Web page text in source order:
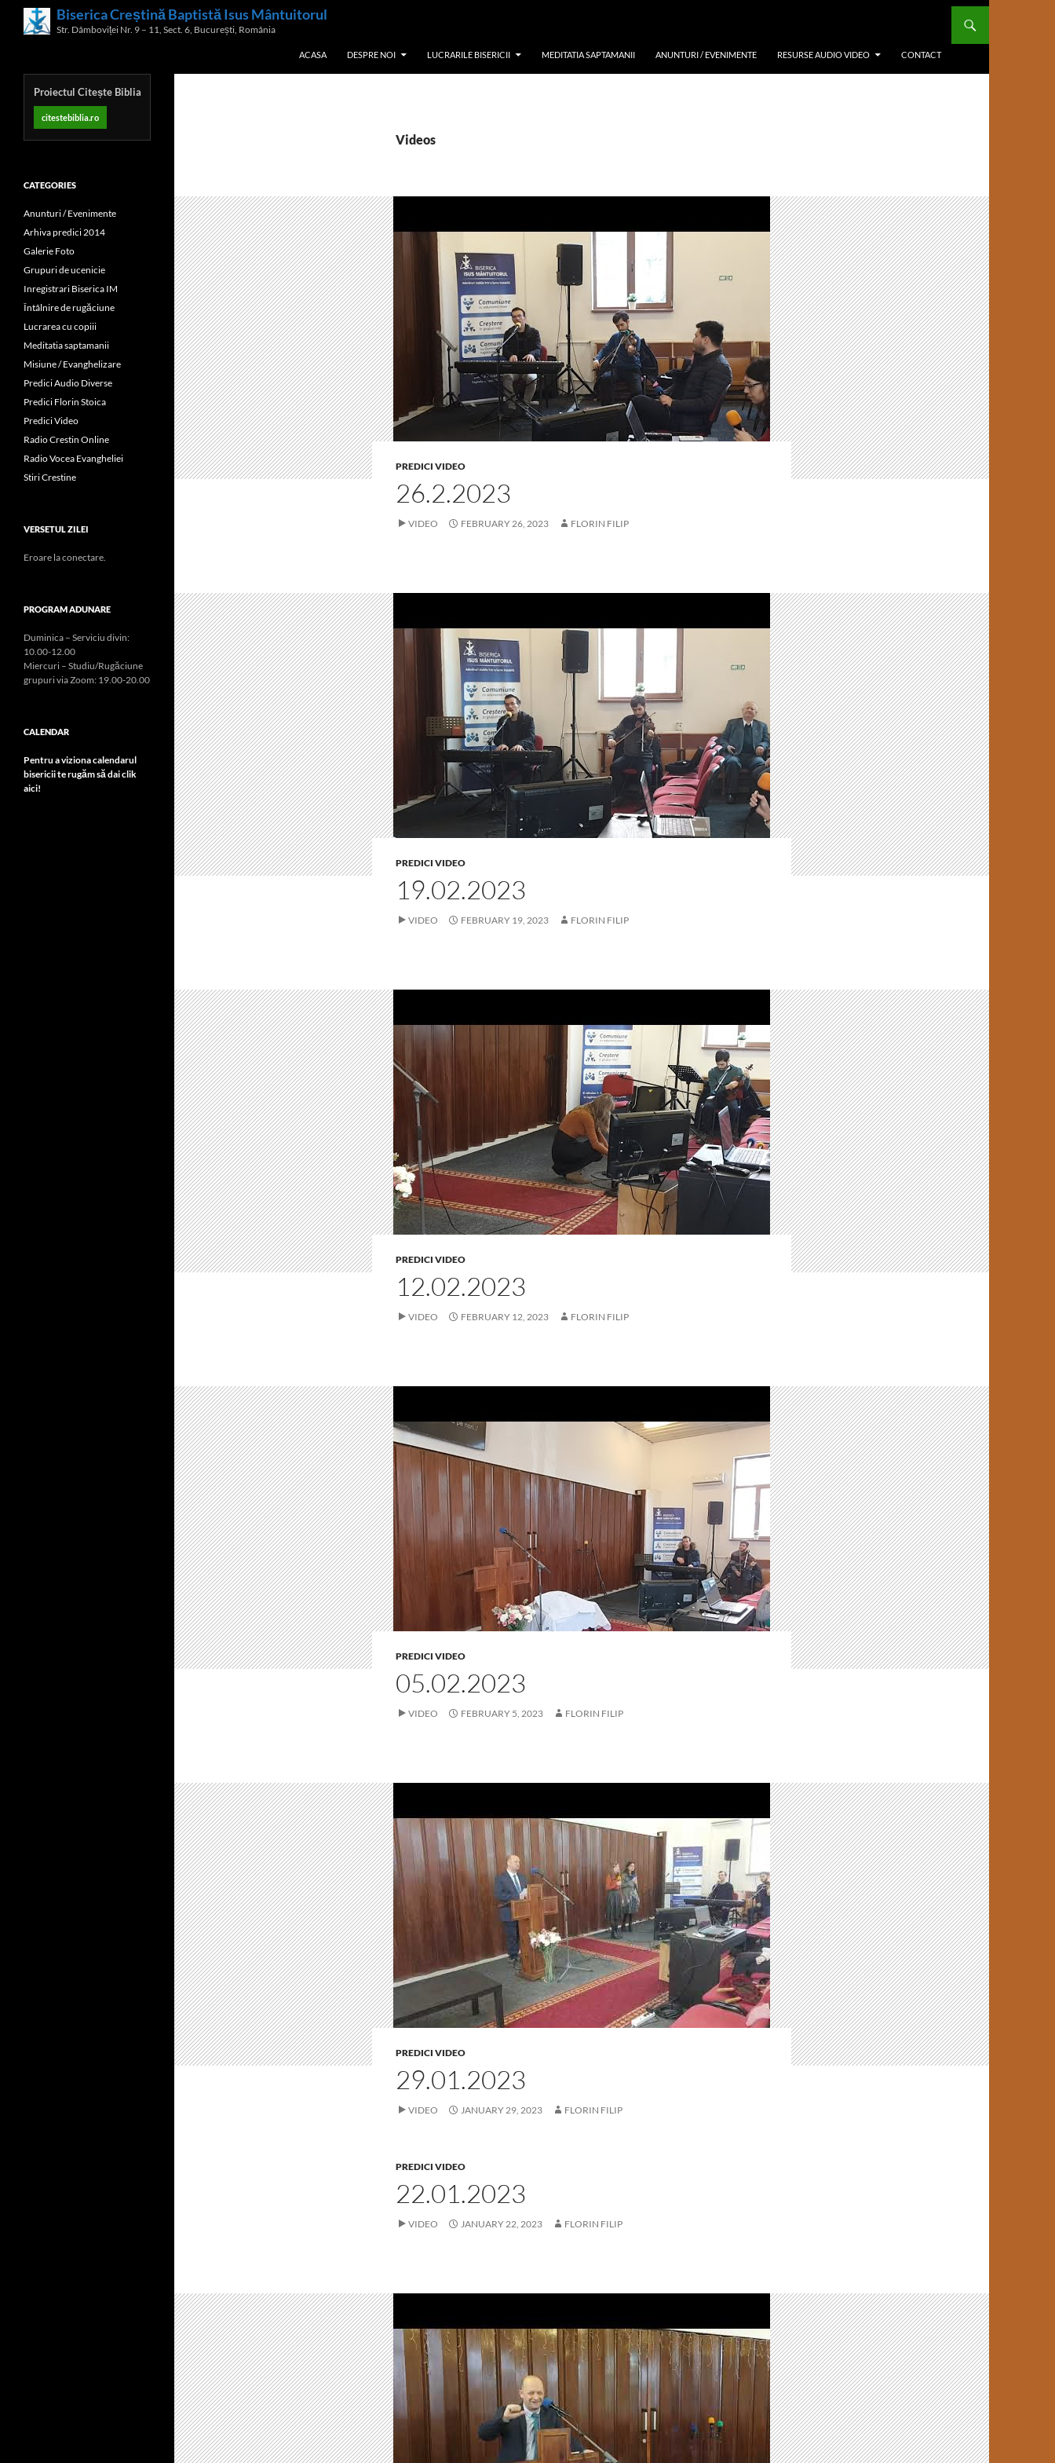
Biserica Creștină Baptistă Isus Mântuitorul
Str. Dâmboviței Nr. 9 – 11, Sect. 6, București, România
Search
ACASA DESPRE NOI LUCRARILE BISERICII MEDITATIA SAPTAMANII ANUNTURI / EVENIMENTE RESURSE AUDIO VIDEO CONTACT
Videos
PREDICI VIDEO
26.2.2023
VIDEO FEBRUARY 26, 2023 FLORIN FILIP
PREDICI VIDEO
19.02.2023
VIDEO FEBRUARY 19, 2023 FLORIN FILIP
PREDICI VIDEO
12.02.2023
VIDEO FEBRUARY 12, 2023 FLORIN FILIP
PREDICI VIDEO
05.02.2023
VIDEO FEBRUARY 5, 2023 FLORIN FILIP
PREDICI VIDEO
29.01.2023
VIDEO JANUARY 29, 2023 FLORIN FILIP
PREDICI VIDEO
22.01.2023
VIDEO JANUARY 22, 2023 FLORIN FILIP
Proiectul Citește Biblia
citestebiblia.ro
CATEGORIES
Anunturi / Evenimente
Arhiva predici 2014
Galerie Foto
Grupuri de ucenicie
Inregistrari Biserica IM
Întâlnire de rugăciune
Lucrarea cu copiii
Meditatia saptamanii
Misiune / Evanghelizare
Predici Audio Diverse
Predici Florin Stoica
Predici Video
Radio Crestin Online
Radio Vocea Evangheliei
Stiri Crestine
VERSETUL ZILEI
Eroare la conectare.
PROGRAM ADUNARE
Duminica – Serviciu divin:
10.00-12.00
Miercuri – Studiu/Rugăciune
grupuri via Zoom: 19.00-20.00
CALENDAR
Pentru a viziona calendarul
bisericii te rugăm să dai clik
aici!